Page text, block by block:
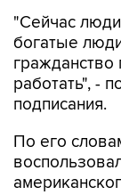
"Сейчас люди
богатые
работать", -
подписания.
По его